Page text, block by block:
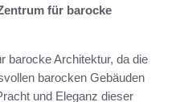
für barocke
barocke Architektur, da die
barocken Gebäuden
und Eleganz dieser